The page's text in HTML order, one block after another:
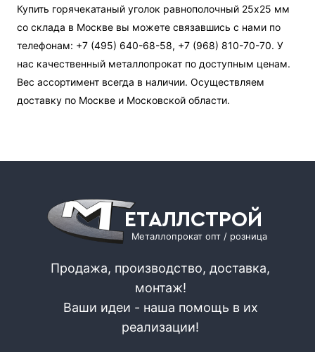
Купить горячекатаный уголок равнополочный 25х25 мм
со склада в Москве вы можете связавшись с нами по
телефонам: +7 (495) 640-68-58, +7 (968) 810-70-70. У
нас качественный металлопрокат по доступным ценам.
Вес ассортимент всегда в наличии. Осуществляем
доставку по Москве и Московской области.
ЕТАЛЛСТРОЙ
Металлопрокат опт / розница
Продажа, производство, доставка,
монтаж!
Ваши идеи - наша помощь в их
реализации!